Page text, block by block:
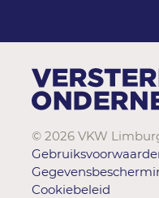
© 2026 VKW
Cookiebeleid